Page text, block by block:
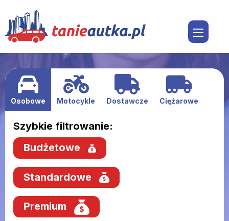
Osobowe Motocykle Dostawcze Ciężarowe
Szybkie filtrowanie:
Budżetowe
Standardowe
Premium